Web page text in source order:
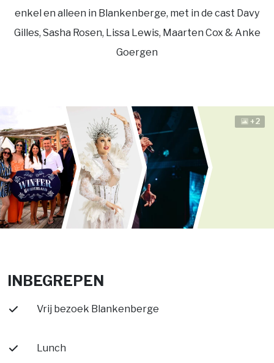
enkel en alleen in Blankenberge, met in de cast Davy
Gilles, Sasha Rosen, Lissa Lewis, Maarten Cox & Anke
Goergen
+2
INBEGREPEN
Vrij bezoek Blankenberge
Lunch